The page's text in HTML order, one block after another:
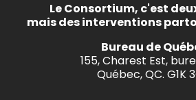
Le Consortium, c'est
mais des interventions
Bureau de
155, Charest Est,
Québec, QC. G1K